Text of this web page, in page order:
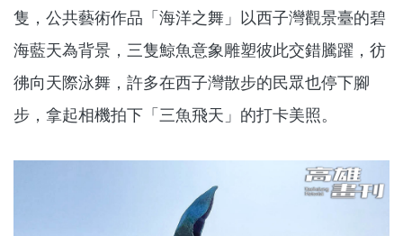
隻，公共藝術作品「海洋之舞」以西子灣觀景臺的碧
海藍天為背景，三隻鯨魚意象雕塑彼此交錯騰躍，彷
彿向天際泳舞，許多在西子灣散步的民眾也停下腳
步，拿起相機拍下「三魚飛天」的打卡美照。